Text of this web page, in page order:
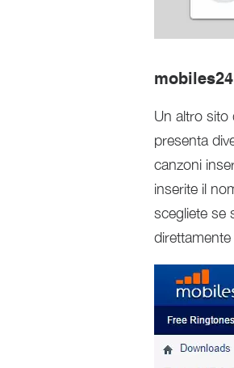
mobiles24
Un altro sito
presenta
canzoni
inserite il
scegliete se